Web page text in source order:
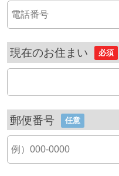
現在のお住まい 必須
郵便番号 任意